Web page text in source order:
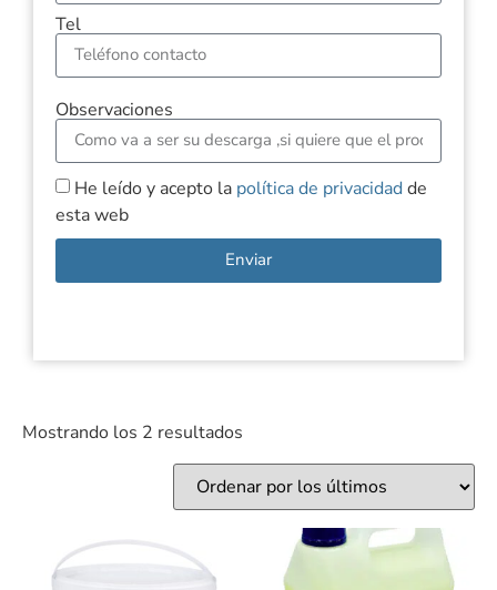
Tel
Observaciones
He leído y acepto la política de privacidadde
esta web
Enviar
Mostrando los 2 resultados